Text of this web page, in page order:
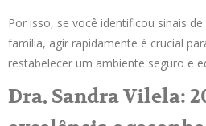
Por isso, se você identificou sinais
família, agir rapidamente é crucial
restabelecer um ambiente seguro e
Dra. Sandra Vilela: